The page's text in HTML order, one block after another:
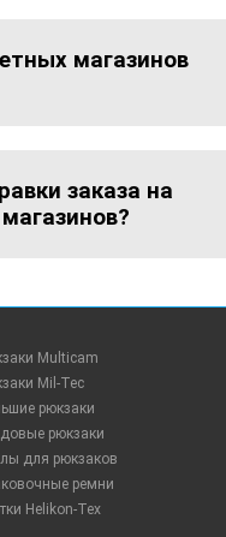
магазинов
заказа на
Multicam
Mil-Tec
рюкзаки
рюкзаки
для рюкзаков
ремни
Helikon-Tex